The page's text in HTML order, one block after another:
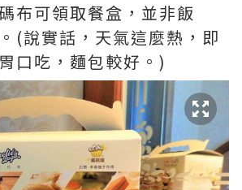
布可領取餐盒，並非飯
(說實話，天氣這麼熱，即
口吃，麵包較好。)